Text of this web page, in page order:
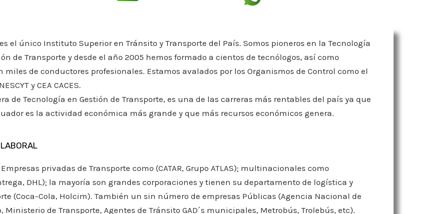
es el único Instituto Superior en Tránsito y Transporte del País. Somos pioneros en la Tecnología
de Transporte y desde el año 2005 hemos formado a cientos de tecnólogos, así como
miles de conductores profesionales. Estamos avalados por los Organismos de Control como el
y CEA CACES.
de Tecnología en Gestión de Transporte, es una de las carreras más rentables del país ya que
es la actividad económica más grande y que más recursos económicos genera.
privadas de Transporte como (CATAR, Grupo ATLAS); multinacionales como
DHL); la mayoría son grandes corporaciones y tienen su departamento de logística y
(Coca-Cola, Holcim). También un sin número de empresas Públicas (Agencia Nacional de
Ministerio de Transporte, Agentes de Tránsito GAD´s municipales, Metrobús, Trolebús, etc).